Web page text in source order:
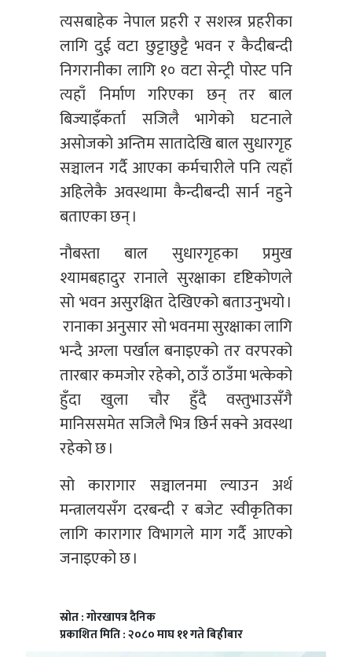
त्यसबाहेक नेपाल प्रहरी र सशस्त्र प्रहरीका
लागि दुई वटा छुट्टाछुट्टै भवन र कैदीबन्दी
निगरानीका लागि १० वटा सेन्ट्री पोस्ट पनि
त्यहाँ निर्माण गरिएका छन् तर बाल
बिज्याइँकर्ता सजिलै भागेको घटनाले
असोजको अन्तिम सातादेखि बाल सुधारगृह
सञ्चालन गर्दै आएका कर्मचारीले पनि त्यहाँ
अहिलेकै अवस्थामा कैन्दीबन्दी सार्न नहुने
बताएका छन् ।
नौबस्ता बाल सुधारगृहका प्रमुख
श्यामबहादुर रानाले सुरक्षाका दृष्टिकोणले
सो भवन असुरक्षित देखिएको बताउनुभयो ।
रानाका अनुसार सो भवनमा सुरक्षाका लागि
भन्दै अग्ला पर्खाल बनाइएको तर वरपरको
तारबार कमजोर रहेको, ठाउँ ठाउँमा भत्केको
हुँदा खुला चौर हुँदै वस्तुभाउसँगै
मानिससमेत सजिलै भित्र छिर्न सक्ने अवस्था
रहेको छ ।
सो कारागार सञ्चालनमा ल्याउन अर्थ
मन्त्रालयसँग दरबन्दी र बजेट स्वीकृतिका
लागि कारागार विभागले माग गर्दै आएको
जनाइएको छ ।
स्रोत : गाेरखापत्र दैनिक
प्रकाशित मिति : २०८० माघ ११ गते बिहीबार